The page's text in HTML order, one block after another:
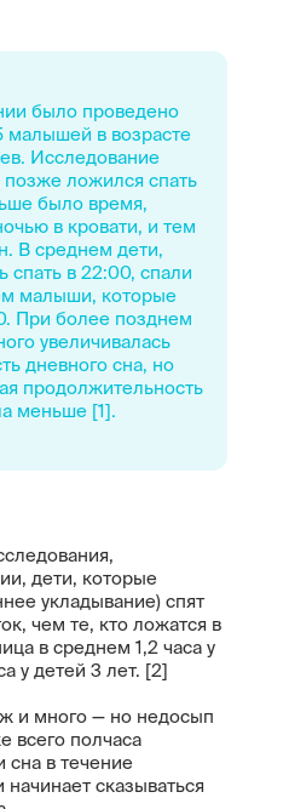
было проведено
малышей в возрасте
Исследование
позже ложился спать
было время,
в кровати, и тем
В среднем дети,
спать в 22:00, спали
малыши, которые
При более позднем
увеличивалась
дневного сна, но
продолжительность
меньше [1].
дети, которые
укладывание) спят
чем те, кто ложатся в
в среднем 1,2 часа у
у детей 3 лет. [2]
и много — но недосып
всего полчаса
сна в течение
сказываться